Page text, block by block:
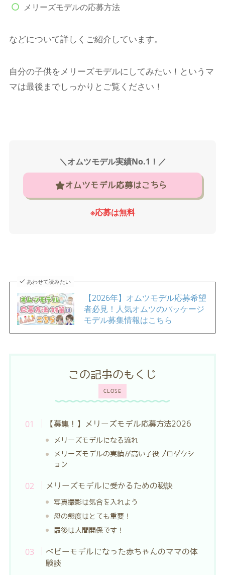
メリーズモデルの応募方法
などについて詳しくご紹介しています。
自分の子供をメリーズモデルにしてみたい！というマ
マは最後までしっかりとご覧ください！
＼オムツモデル実績No.1！／
オムツモデル応募はこちら
※応募は無料
あわせて読みたい
【2026年】オムツモデル応募希望
者必見！人気オムツのパッケージ
モデル募集情報はこちら
CLOSE
この記事のもくじ
【募集！】メリーズモデル応募方法2026
メリーズモデルになる流れ
メリーズモデルの実績が高い子役プロダクシ
ョン
メリーズモデルに受かるための秘訣
写真撮影は気合を入れよう
母の態度はとても重要！
最後は人間関係です！
ベビーモデルになった赤ちゃんのママの体
験談